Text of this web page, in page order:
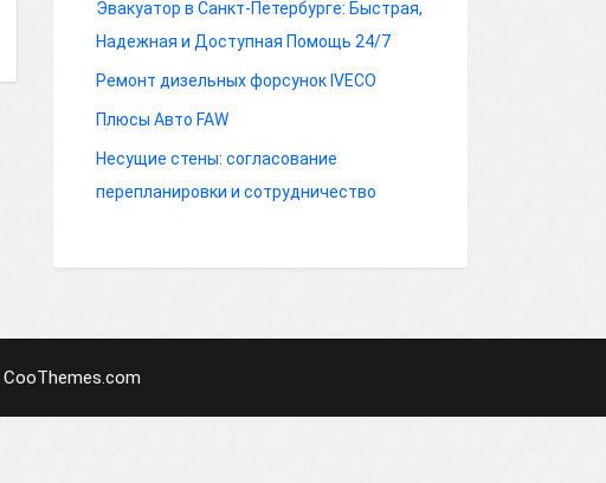
Эвакуатор в Санкт-Петербурге: Быстрая,
Надежная и Доступная Помощь 24/7
Ремонт дизельных форсунок IVECO
Плюсы Авто FAW
Несущие стены: согласование
перепланировки и сотрудничество
CooThemes.com